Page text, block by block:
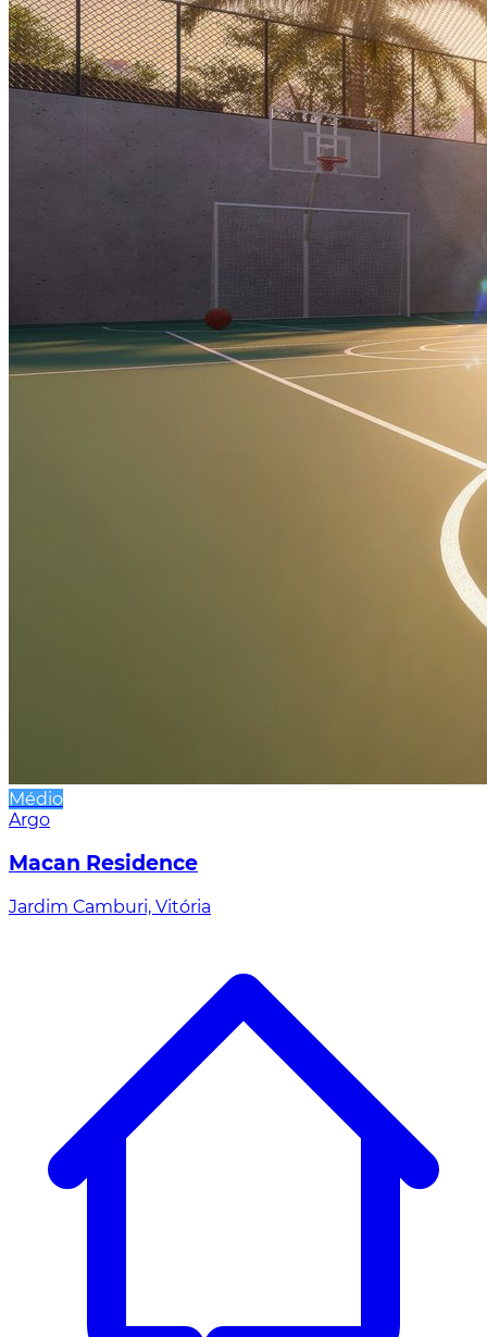
Médio
Argo
Macan Residence
Jardim Camburi, Vitória